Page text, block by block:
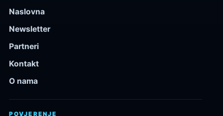
Naslovna
Newsletter
Partneri
Kontakt
O nama
POVJERENJE